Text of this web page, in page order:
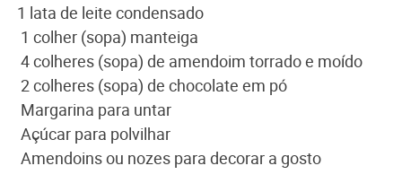
1 lata de leite condensado
1 colher (sopa) manteiga
4 colheres (sopa) de amendoim torrado e moído
2 colheres (sopa) de chocolate em pó
Margarina para untar
Açúcar para polvilhar
Amendoins ou nozes para decorar a gosto